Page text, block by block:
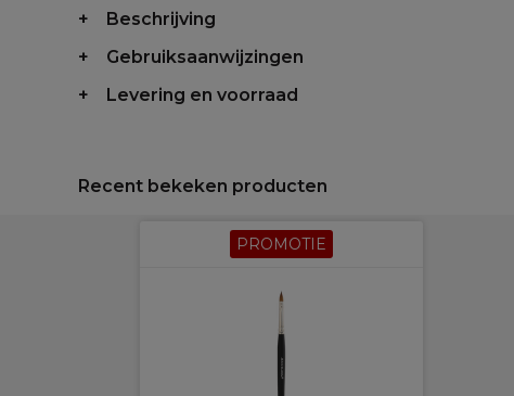
Beschrijving
Gebruiksaanwijzingen
Levering en voorraad
Recent bekeken producten
PROMOTIE